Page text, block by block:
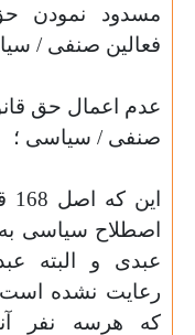
مسدود نمودن حق
فعالین صنفی /
عدم اعمال حق
صنفی / سیاسی ؛
این
اصطلاح سیاسی به
عبدی و البته
رعایت نشده است،
که هرسه نفر